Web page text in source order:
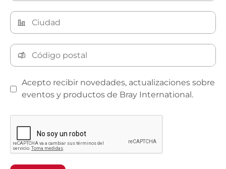
Acepto recibir novedades, actualizaciones sobre
eventos y productos de Bray International.